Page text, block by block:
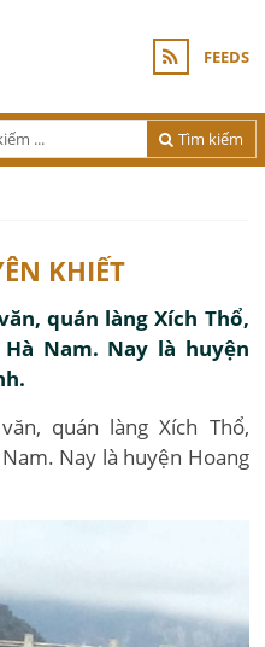
FEEDS
Tìm kiếm
KHIẾT
quán làng Xích Thổ,
Nam. Nay là huyện
quán làng Xích Thổ,
Nay là huyện Hoang